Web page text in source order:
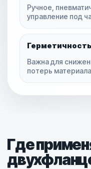
Ручное,
управление под
Герметичность
Важна для
потерь
Где